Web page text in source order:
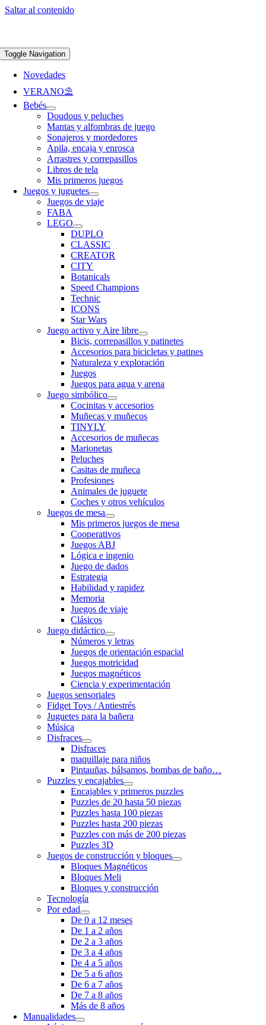
Saltar al contenido
Toggle Navigation
Novedades
VERANO⛱️​
Bebés
Doudous y peluches
Mantas y alfombras de juego
Sonajeros y mordedores
Apila, encaja y enrosca
Arrastres y correpasillos
Libros de tela
Mis primeros juegos
Juegos y juguetes
Juegos de viaje
FABA
LEGO
DUPLO
CLASSIC
CREATOR
CITY
Botanicals
Speed Champions
Technic
ICONS
Star Wars
Juego activo y Aire libre
Bicis, correpasillos y patinetes
Accesorios para bicicletas y patines
Naturaleza y exploración
Juegos
Juegos para agua y arena
Juego simbólico
Cocinitas y accesorios
Muñecas y muñecos
TINYLY
Accesorios de muñecas
Marionetas
Peluches
Casitas de muñeca
Profesiones
Animales de juguete
Coches y otros vehículos
Juegos de mesa
Mis primeros juegos de mesa
Cooperativos
Juegos ABJ
Lógica e ingenio
Juego de dados
Estrategia
Habilidad y rapidez
Memoria
Juegos de viaje
Clásicos
Juego didáctico
Números y letras
Juegos de orientación espacial
Juegos motricidad
Juegos magnéticos
Ciencia y experimentación
Juegos sensoriales
Fidget Toys / Antiestrés
Juguetes para la bañera
Música
Disfraces
Disfraces
maquillaje para niños
Pintauñas, bálsamos, bombas de baño…
Puzzles y encajables
Encajables y primeros puzzles
Puzzles de 20 hasta 50 piezas
Puzzles hasta 100 piezas
Puzzles hasta 200 piezas
Puzzles con más de 200 piezas
Puzzles 3D
Juegos de construcción y bloques
Bloques Magnéticos
Bloques Meli
Bloques y construcción
Tecnología
Por edad
De 0 a 12 meses
De 1 a 2 años
De 2 a 3 años
De 3 a 4 años
De 4 a 5 años
De 5 a 6 años
De 6 a 7 años
De 7 a 8 años
Más de 8 años
Manualidades